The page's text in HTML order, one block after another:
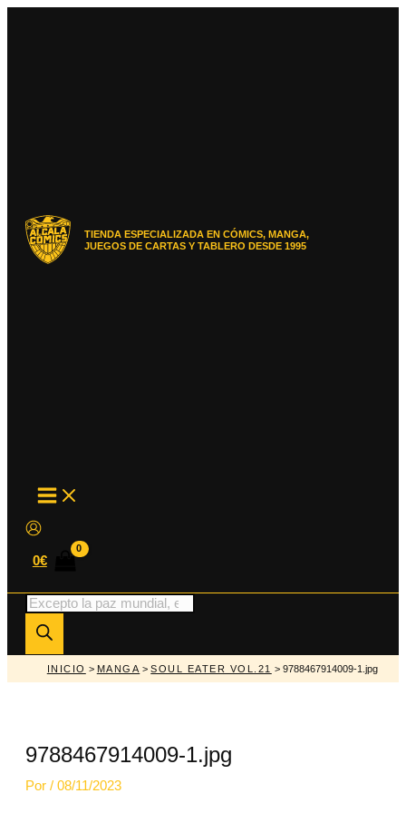
TIENDA ESPECIALIZADA EN CÓMICS, MANGA,
JUEGOS DE CARTAS Y TABLERO DESDE 1995
MAIN
MENU
0€
Búsqueda
de
productos
INICIO > MANGA >SOUL EATER VOL.21 > 9788467914009-1.jpg
9788467914009-1.jpg
Por / 08/11/2023